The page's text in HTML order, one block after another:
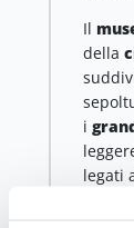
Il
della
i
legati